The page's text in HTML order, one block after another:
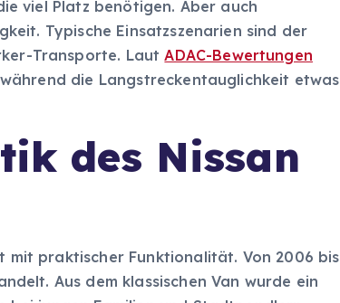
viel Platz benötigen. Aber auch
Typische Einsatzszenarien sind der
Transporte. LautADAC-Bewertungen
die Langstreckentauglichkeit etwas
des Nissan
mit praktischer Funktionalität. Von 2006 bis
Aus dem klassischen Van wurde ein